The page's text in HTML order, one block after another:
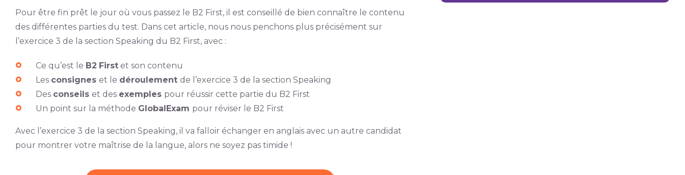
Pour être fin prêt le jour où vous passez le B2 First, il est conseillé de bien connaître le contenu
des différentes parties du test. Dans cet article, nous nous penchons plus précisément sur
l’exercice 3 de la section Speaking du B2 First, avec :
Ce qu’est le B2 First et son contenu
Les consignes et le déroulement de l’exercice 3 de la section Speaking
Des conseils et des exemples pour réussir cette partie du B2 First
Un point sur la méthode GlobalExam pour réviser le B2 First
Avec l’exercice 3 de la section Speaking, il va falloir échanger en anglais avec un autre candidat
pour montrer votre maîtrise de la langue, alors ne soyez pas timide !